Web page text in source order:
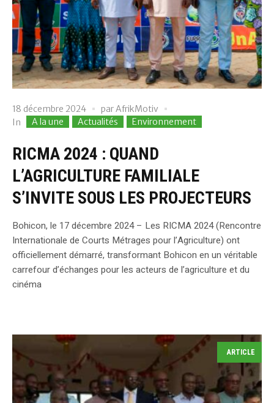
18 décembre 2024 parAfrikMotiv
In
A la une Actualités Environnement
RICMA 2024 : QUAND
L’AGRICULTURE FAMILIALE
S’INVITE SOUS LES PROJECTEURS
Bohicon, le 17 décembre 2024 – Les RICMA 2024 (Rencontre
Internationale de Courts Métrages pour l’Agriculture) ont
officiellement démarré, transformant Bohicon en un véritable
carrefour d’échanges pour les acteurs de l’agriculture et du
cinéma
ARTICLE